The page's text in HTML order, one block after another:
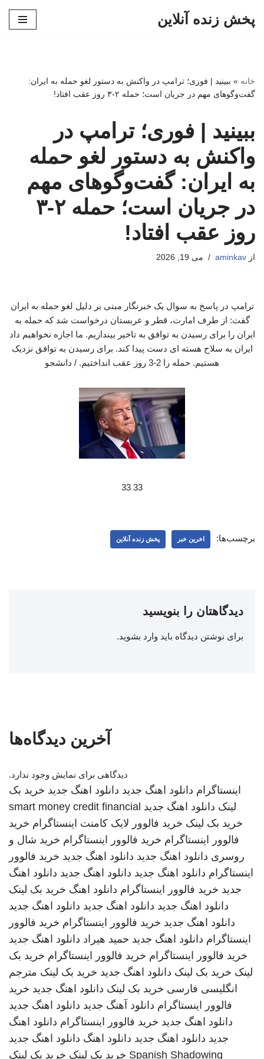
پخش زنده آنلاین
خانه » ببینید | فوری؛ ترامپ در واکنش به دستور لغو حمله به ایران:
گفت‌وگوهای مهم در جریان است؛ حمله ۲-۳ روز عقب افتاد!
ببینید | فوری؛ ترامپ در
واکنش به دستور لغو حمله
به ایران: گفت‌وگوهای مهم
در جریان است؛ حمله ۲-۳
روز عقب افتاد!
از aminkav می 19, 2026
ترامپ در پاسخ به سوال یک خبرنگار مبنی بر دلیل لغو حمله به ایران
گفت: از طرف امارت، قطر و عربستان درخواست شد که حمله به
ایران را برای رسیدن به توافق به تاخیر بیندازیم. ما اجازه نخواهیم داد
ایران به سلاح هسته ای دست پیدا کند. برای رسیدن به توافق نزدیک
هستیم. حمله را 2-3 روز عقب انداختیم. / دانشجو
33 33
برچسب‌ها: اخرین خبر پخش زنده آنلاین
دیدگاهتان را بنویسید
برای نوشتن دیدگاه باید وارد بشوید.
آخرین دیدگاه‌ها
دیدگاهی برای نمایش وجود ندارد.
اینستاگرام دانلود اهنگ جدید دانلود اهنگ جدید خرید بک
لینک دانلود اهنگ جدید smart money credit financial
خرید بک لینک خرید فالوور لایک کامنت اینستاگرام خرید
فالوور اینستاگرام خرید فالوور اینستاگرام خرید شال و
روسری دانلود اهنگ جدید دانلود اهنگ جدید خرید فالوور
اینستاگرام دانلود اهنگ جدید دانلود اهنگ جدید دانلود اهنگ
جدید خرید فالوور اینستاگرام دانلود اهنگ خرید بک لینک
دانلود اهنگ جدید دانلود اهنگ جدید دانلود اهنگ جدید
دانلود اهنگ جدید خرید فالوور اینستاگرام خرید فالوور
اینستاگرام دانلود اهنگ جدید حمید هیراد دانلود اهنگ جدید
خرید فالوور اینستاگرام خرید فالوور اینستاگرام خرید بک
لینک خرید بک لینک دانلود اهنگ جدید خرید بک لینک مترجم
انگلیسی فارسی خرید بک لینک دانلود اهنگ جدید خرید
فالوور اینستاگرام دانلود آهنگ جدید دانلود اهنگ جدید
دانلود اهنگ جدید خرید فالوور اینستاگرام دانلود اهنگ
جدید دانلود اهنگ جدید دانلود اهنگ دانلود اهنگ جدید
Spanish Shadowing خرید بک لینک خرید بک لینک